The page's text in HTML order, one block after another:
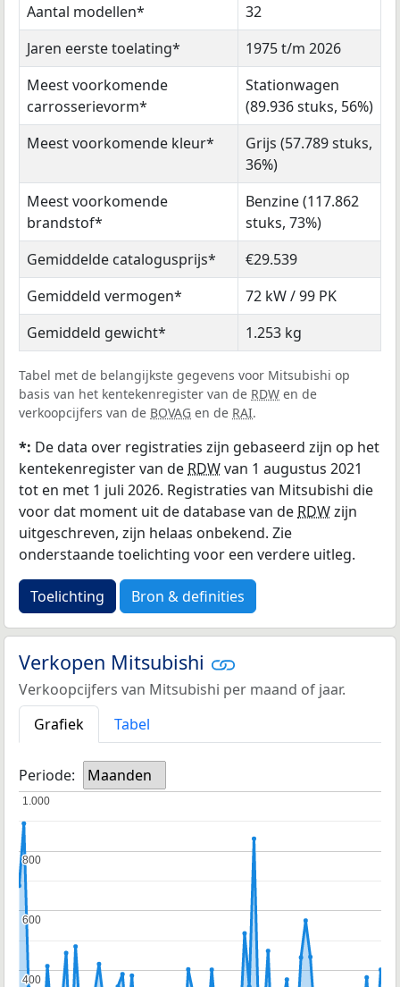
Aantal modellen*
32
Jaren eerste toelating*
1975 t/m 2026
Meest voorkomende
carrosserievorm*
Stationwagen
(89.936 stuks, 56%)
Meest voorkomende kleur*
Grijs (57.789 stuks,
36%)
Meest voorkomende
brandstof*
Benzine (117.862
stuks, 73%)
Gemiddelde catalogusprijs*
€29.539
Gemiddeld vermogen*
72 kW / 99 PK
Gemiddeld gewicht*
1.253 kg
Tabel met de belangijkste gegevens voor Mitsubishi op
basis van het kentekenregister van de RDW en de
verkoopcijfers van de BOVAG en de RAI.
*: De data over registraties zijn gebaseerd zijn op het
kentekenregister van de RDWvan 1 augustus 2021
tot en met 1 juli 2026. Registraties van Mitsubishi die
voor dat moment uit de database van de RDWzijn
uitgeschreven, zijn helaas onbekend. Zie
onderstaande toelichting voor een verdere uitleg.
Toelichting Bron & definities
Verkopen Mitsubishi
Verkoopcijfers van Mitsubishi per maand of jaar.
Grafiek
Tabel
Periode: Maanden
400
400
600
600
800
800
1.000
1.000